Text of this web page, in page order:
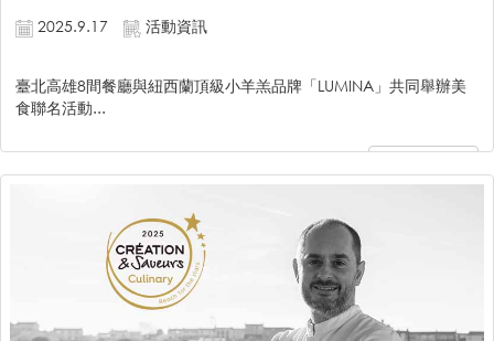
2025.9.17 活動資訊
臺北高雄8間餐廳與紐西蘭頂級小羊羔品牌「LUMINA」共同舉辦美
食聯名活動...